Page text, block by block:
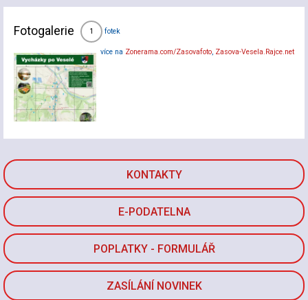
KONTAKTY
E-PODATELNA
POPLATKY - FORMULÁŘ
ZASÍLÁNÍ NOVINEK
Fotogalerie 1 fotek
více na Zonerama.com/Zasovafoto, Zasova-Vesela.Rajce.net